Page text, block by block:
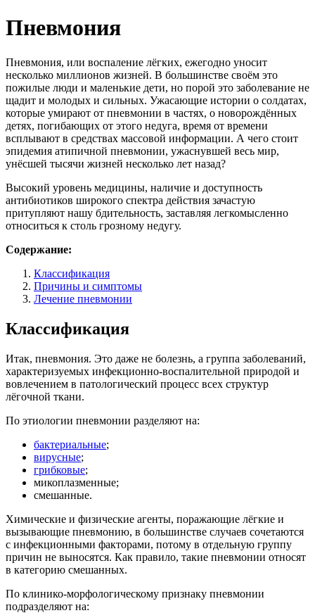
Пневмония
Пневмония, или воспаление лёгких, ежегодно уносит
несколько миллионов жизней. В большинстве своём это
пожилые люди и маленькие дети, но порой это заболевание не
щадит и молодых и сильных. Ужасающие истории о солдатах,
которые умирают от пневмонии в частях, о новорождённых
детях, погибающих от этого недуга, время от времени
всплывают в средствах массовой информации. А чего стоит
эпидемия атипичной пневмонии, ужаснувшей весь мир,
унёсшей тысячи жизней несколько лет назад?
Высокий уровень медицины, наличие и доступность
антибиотиков широкого спектра действия зачастую
притупляют нашу бдительность, заставляя легкомысленно
относиться к столь грозному недугу.
Содержание:
Классификация
Причины и симптомы
Лечение пневмонии
Классификация
Итак, пневмония. Это даже не болезнь, а группа заболеваний,
характеризуемых инфекционно-воспалительной природой и
вовлечением в патологический процесс всех структур
лёгочной ткани.
По этиологии пневмонии разделяют на:
бактериальные;
вирусные;
грибковые;
микоплазменные;
смешанные.
Химические и физические агенты, поражающие лёгкие и
вызывающие пневмонию, в большинстве случаев сочетаются
с инфекционными факторами, потому в отдельную группу
причин не выносятся. Как правило, такие пневмонии относят
в категорию смешанных.
По клинико-морфологическому признаку пневмонии
подразделяют на: